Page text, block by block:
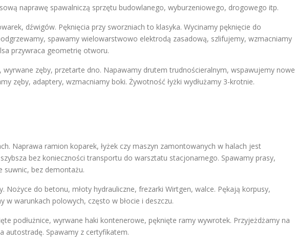
naprawę spawalniczą sprzętu budowlanego, wyburzeniowego, drogowego itp.
dźwigów. Pęknięcia przy sworzniach to klasyka. Wycinamy pęknięcie do
spawamy wielowarstwowo elektrodą zasadową, szlifujemy, wzmacniamy
przywraca geometrię otworu.
wyrwane zęby, przetarte dno. Napawamy drutem trudnościeralnym, wspawujemy nowe
zęby, adaptery, wzmacniamy boki. Żywotność łyżki wydłużamy 3-krotnie.
Naprawa ramion koparek, łyżek czy maszyn zamontowanych w halach jest
bez konieczności transportu do warsztatu stacjonarnego. Spawamy prasy,
suwnic, bez demontażu.
Nożyce do betonu, młoty hydrauliczne, frezarki Wirtgen, walce. Pękają korpusy,
w warunkach polowych, często w błocie i deszczu.
podłużnice, wyrwane haki kontenerowe, pęknięte ramy wywrotek. Przyjeżdżamy na
autostradę. Spawamy z certyfikatem.